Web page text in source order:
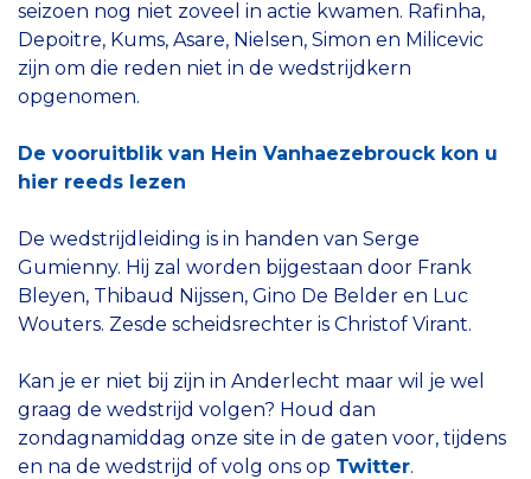
seizoen nog niet zoveel in actie kwamen. Rafinha,
Depoitre, Kums, Asare, Nielsen, Simon en Milicevic
zijn om die reden niet in de wedstrijdkern
opgenomen.
De vooruitblik van Hein Vanhaezebrouck kon u
hier reeds lezen
De wedstrijdleiding is in handen van Serge
Gumienny. Hij zal worden bijgestaan door Frank
Bleyen, Thibaud Nijssen, Gino De Belder en Luc
Wouters. Zesde scheidsrechter is Christof Virant.
Kan je er niet bij zijn in Anderlecht maar wil je wel
graag de wedstrijd volgen? Houd dan
zondagnamiddag onze site in de gaten voor, tijdens
en na de wedstrijd of volg ons op Twitter.